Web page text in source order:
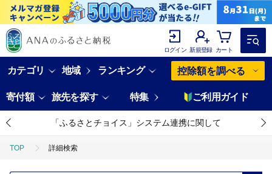
ログイン 新規登録 カート
カテゴリ 地域 ランキング 控除額を調べる
寄付額 旅先を探す 特集 ご利用ガイド
「ふるさとチョイス」システム連携に関して
TOP 詳細検索